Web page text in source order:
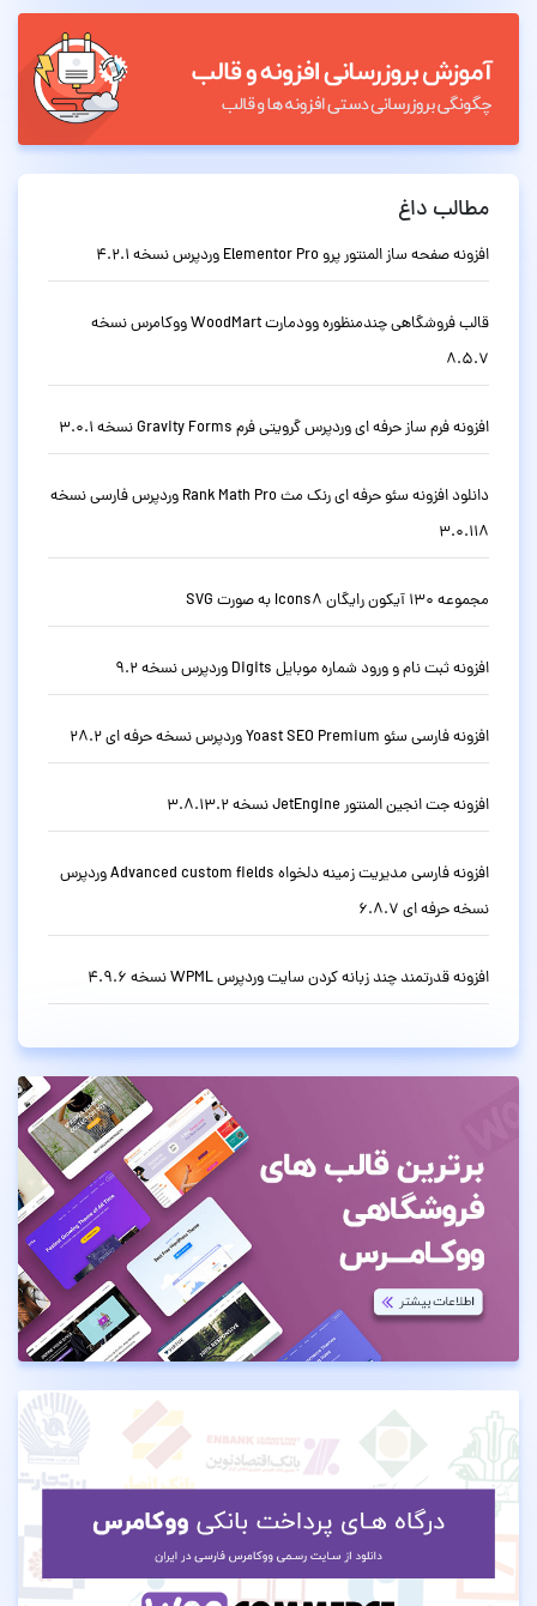
مطالب داغ
افزونه صفحه ساز المنتور پرو Elementor Pro وردپرس نسخه 4.2.1
قالب فروشگاهی چندمنظوره وودمارت WoodMart ووکامرس نسخه
8.5.7
افزونه فرم ساز حرفه ای وردپرس گرویتی فرم Gravity Forms نسخه 3.0.1
دانلود افزونه سئو حرفه ای رنک مث Rank Math Pro وردپرس فارسی نسخه
3.0.118
مجموعه 130 آیکون رایگان Icons8 به صورت SVG
افزونه ثبت نام و ورود شماره موبایل Digits وردپرس نسخه 9.2
افزونه فارسی سئو Yoast SEO Premium وردپرس نسخه حرفه ای 28.2
افزونه جت انجین المنتور JetEngine نسخه 3.8.13.2
افزونه فارسی مدیریت زمینه دلخواه Advanced custom fields وردپرس
نسخه حرفه ای 6.8.7
افزونه قدرتمند چند زبانه کردن سایت وردپرس WPML نسخه 4.9.6